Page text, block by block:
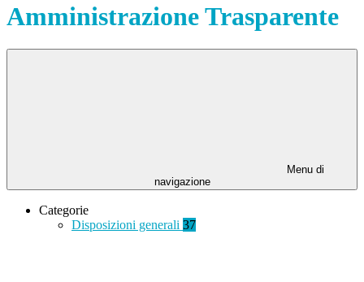
Amministrazione Trasparente
Menu di
navigazione
Categorie
Disposizioni generali 37